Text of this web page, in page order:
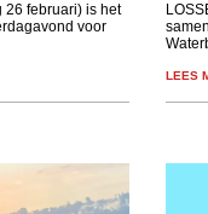
26 februari) is het
voor
LEES